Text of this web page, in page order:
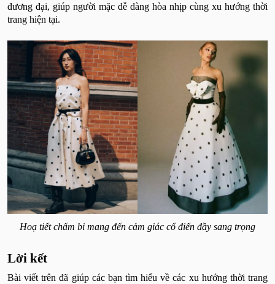
đương đại, giúp người mặc dễ dàng hòa nhịp cùng xu hướng thời
trang hiện tại.
Hoạ tiết chấm bi mang đến cảm giác cổ điển đầy sang trọng
Lời kết
Bài viết trên đã giúp các bạn tìm hiểu về các xu hướng thời trang